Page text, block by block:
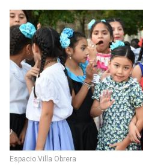
Espacio Villa Obrera